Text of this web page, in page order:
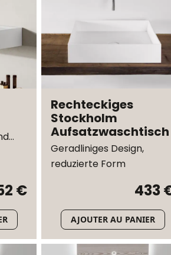
€
Rechteckiges
Stockholm
Aufsatzwaschtisch
Geradliniges Design,
reduzierte Form
433
AJOUTER AU PANIER